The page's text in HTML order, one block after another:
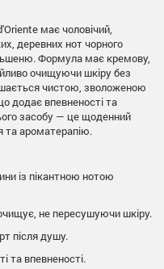
має чоловічий,
деревних нот чорного
Формула має кремову,
очищуючи шкіру без
чистою, зволоженою
додає впевненості та
засобу — це щоденний
та ароматерапію.
із пікантною нотою
не пересушуючи шкіру.
після душу.
та впевненості.